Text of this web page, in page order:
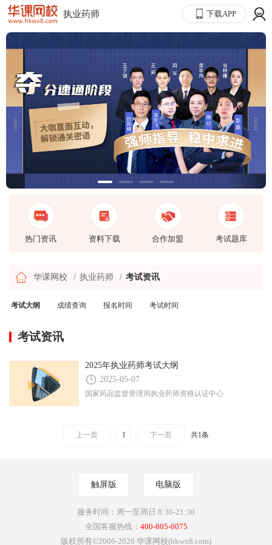
执业药师 下载APP
热门资讯 资料下载 合作加盟 考试题库
华课网校 执业药师 考试资讯
考试大纲 成绩查询 报名时间 考试时间
考试资讯
2025年执业药师考试大纲
2025-05-07
国家药品监督管理局执业药师资格认证中心
上一页 1 下一页 共1条
触屏版 电脑版
服务时间：周一至周日 8:30-21:30
全国客服热线： 400-805-0075
版权所有©2006-2026 华课网校(hkwx8.com)